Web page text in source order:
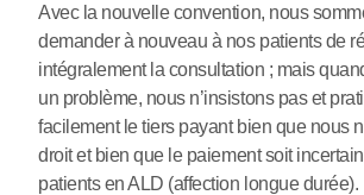
Avec la nouvelle convention, nous
demander à nouveau à nos patients de
intégralement la consultation ; mais
un problème, nous n’insistons pas et
facilement le tiers payant bien que nous
droit et bien que le paiement soit
patients en ALD (affection longue durée).